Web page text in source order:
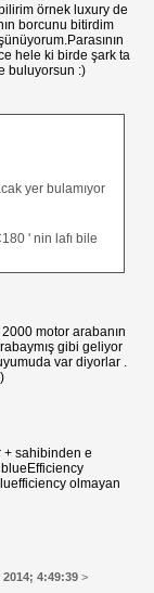
örnek luxury de
borcunu bitirdim
hele ki birde şark ta
buluyorsun :)
yer bulamıyor
' nin lafı bile
motor arabanın
gibi geliyor
var diyorlar .
+ sahibinden e
olmayan
2014; 4:49:39 >